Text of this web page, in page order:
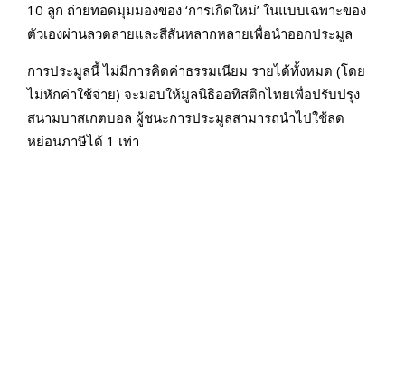
10 ลูก ถ่ายทอดมุมมองของ ‘การเกิดใหม่’ ในแบบเฉพาะของ
ตัวเองผ่านลวดลายและสีสันหลากหลายเพื่อนำออกประมูล
การประมูลนี้ ไม่มีการคิดค่าธรรมเนียม รายได้ทั้งหมด (โดย
ไม่หักค่าใช้จ่าย) จะมอบให้มูลนิธิออทิสติกไทยเพื่อปรับปรุง
สนามบาสเกตบอล ผู้ชนะการประมูลสามารถนำไปใช้ลด
หย่อนภาษีได้ 1 เท่า